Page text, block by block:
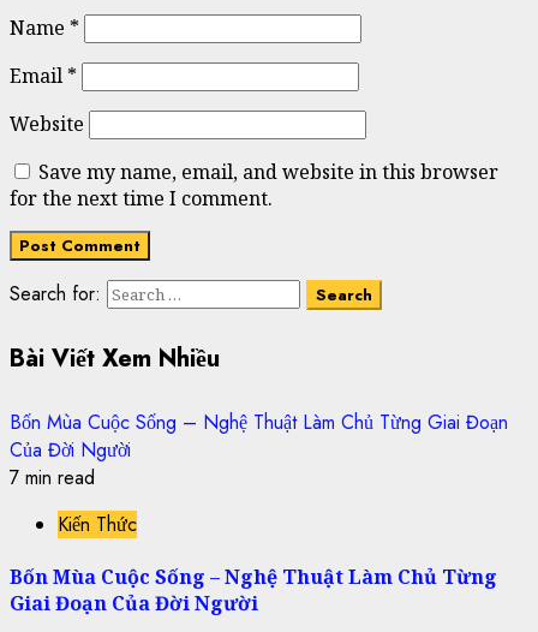
Name *
Email *
Website
Save my name, email, and website in this browser
for the next time I comment.
Search for:
Bài Viết Xem Nhiều
Bốn Mùa Cuộc Sống – Nghệ Thuật Làm Chủ Từng Giai Đoạn
Của Đời Người
7 min read
Kiến Thức
Bốn Mùa Cuộc Sống – Nghệ Thuật Làm Chủ Từng
Giai Đoạn Của Đời Người